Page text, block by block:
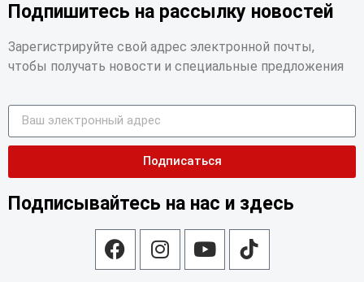
Подпишитесь на рассылку новостей
Зарегистрируйте свой адрес электронной почты,
чтобы получать новости и специальные предложения
Подписаться
Подписывайтесь на нас и здесь